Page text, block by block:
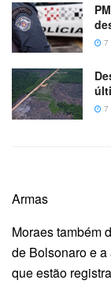
7
7
Armas
Moraes também
de Bolsonaro e
que estão